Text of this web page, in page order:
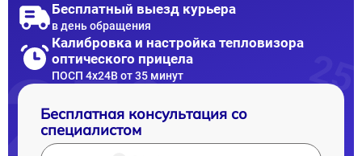
Бесплатный выезд курьера
в день обращения
Калибровка и настройка тепловизора
оптического прицела
ПОСП 4x24B от 35 минут
Бесплатная консультация со
специалистом